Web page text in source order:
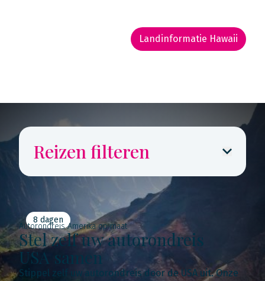
Landinformatie Hawaii
Reizen filteren
8 dagen
Autorondreis Amerika op maat
Stel zelf uw autorondreis
USA samen
Stippel zelf uw autorondreis door de USA uit. Onze